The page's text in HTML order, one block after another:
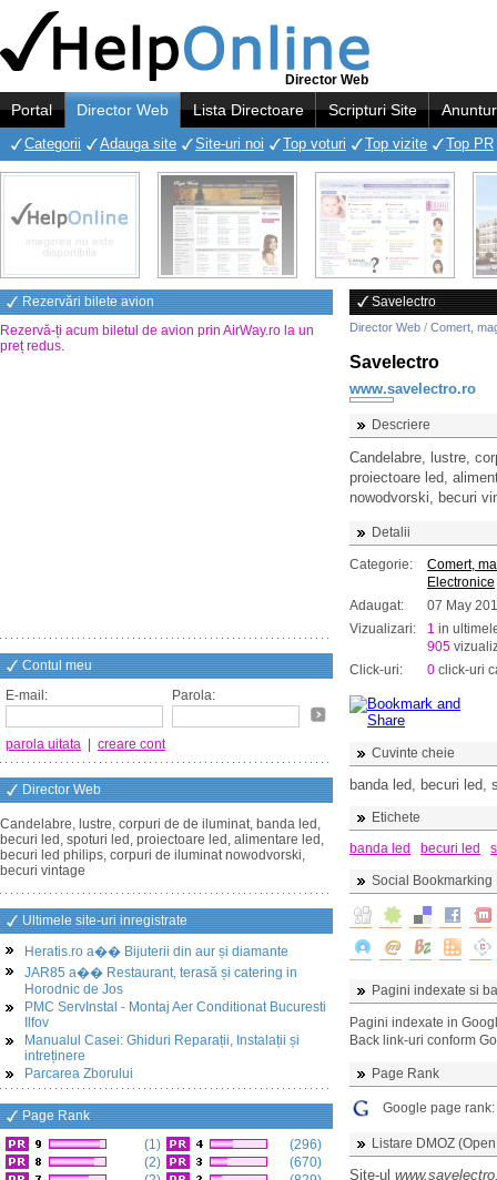
Director Web
Portal Director Web Lista Directoare Scripturi Site
Categorii Adauga site Site-uri noi Top voturi Top vizite Top PR
Rezervări bilete avion
Rezervă-ți acum biletul de avion prin AirWay.ro la un
preț redus.
Contul meu
E-mail:
Parola:
parola uitata creare cont
Director Web
Candelabre, lustre, corpuri de de iluminat, banda led,
becuri led, spoturi led, proiectoare led, alimentare led,
becuri led philips, corpuri de iluminat nowodvorski,
becuri vintage
Ultimele site-uri inregistrate
Heratis.ro a�� Bijuterii din aur și diamante
JAR85 a�� Restaurant, terasă și catering in
Horodnic de Jos
PMC ServInstal - Montaj Aer Conditionat Bucuresti
Ilfov
Manualul Casei: Ghiduri Reparații, Instalații și
intreținere
Parcarea Zborului
Page Rank
(1)
(2)
(296)
(670)
Savelectro
Director Web / Comert,
Savelectro
www.savelectro.ro
Descriere
Candelabre, lustre,
proiectoare led,
nowodvorski, becuri
Detalii
Categorie:
Comert,
Electronice
Adaugat:
07 May
Vizualizari:
1 in
905
Click-uri:
0 click-uri
Cuvinte cheie
banda led, becuri led,
Etichete
banda led
becuri led
Social Bookmarking
Pagini indexate si
Pagini indexate in
Back link-uri conform
Page Rank
Google page rank:
Listare DMOZ
Site-ul